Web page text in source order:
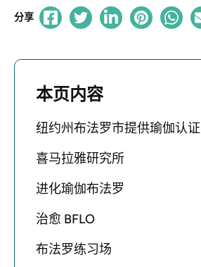
分享
本页内容
纽约州布法罗市提供瑜伽认
喜马拉雅研究所
进化瑜伽布法罗
治愈 BFLO
布法罗练习场